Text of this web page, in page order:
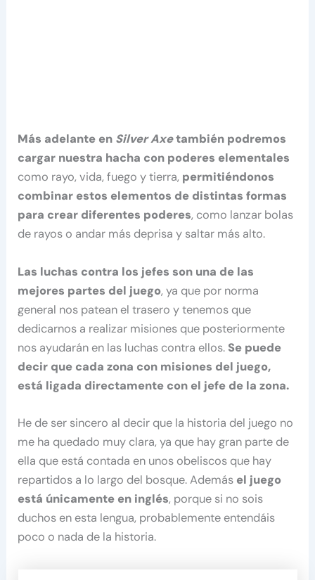
Más adelante en Silver Axetambién podremos
cargar nuestra hacha con poderes elementales
como rayo, vida, fuego y tierra, permitiéndonos
combinar estos elementos de distintas formas
para crear diferentes poderes, como lanzar bolas
de rayos o andar más deprisa y saltar más alto.
Las luchas contra los jefes son una de las
mejores partes del juego, ya que por norma
general nos patean el trasero y tenemos que
dedicarnos a realizar misiones que posteriormente
nos ayudarán en las luchas contra ellos. Se puede
decir que cada zona con misiones del juego,
está ligada directamente con el jefe de la zona.
He de ser sincero al decir que la historia del juego no
me ha quedado muy clara, ya que hay gran parte de
ella que está contada en unos obeliscos que hay
repartidos a lo largo del bosque. Además el juego
está únicamente en inglés, porque si no sois
duchos en esta lengua, probablemente entendáis
poco o nada de la historia.